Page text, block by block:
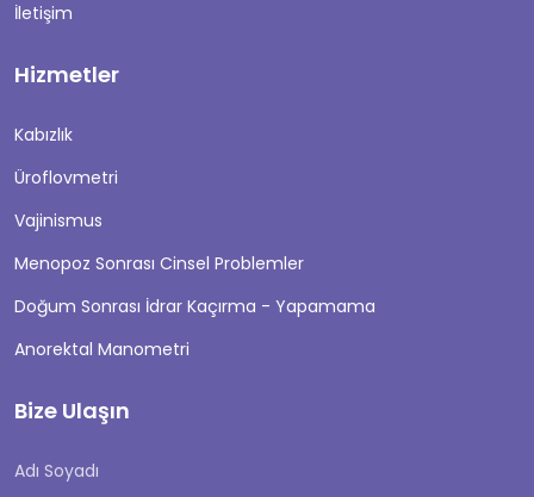
İletişim
Hizmetler
Kabızlık
Üroflovmetri
Vajinismus
Menopoz Sonrası Cinsel Problemler
Doğum Sonrası İdrar Kaçırma - Yapamama
Anorektal Manometri
Bize Ulaşın